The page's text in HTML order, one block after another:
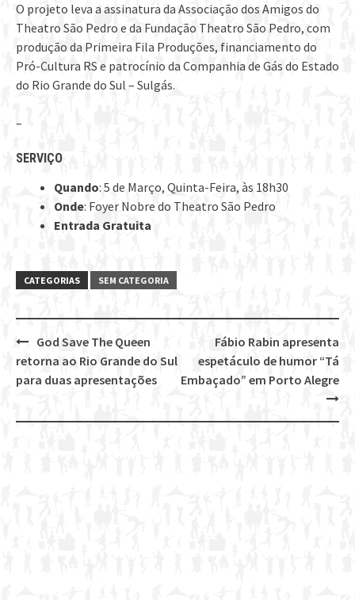
O projeto leva a assinatura da Associação dos Amigos do
Theatro São Pedro e da Fundação Theatro São Pedro, com
produção da Primeira Fila Produções, financiamento do
Pró-Cultura RS e patrocínio da Companhia de Gás do Estado
do Rio Grande do Sul – Sulgás.
–
SERVIÇO
Quando: 5 de Março, Quinta-Feira, às 18h30
Onde: Foyer Nobre do Theatro São Pedro
Entrada Gratuita
CATEGORIAS SEM CATEGORIA
Post
navigation
Fábio Rabin apresenta
espetáculo de humor “Tá
Embaçado” em Porto Alegre
God Save The Queen
retorna ao Rio Grande do Sul
para duas apresentações